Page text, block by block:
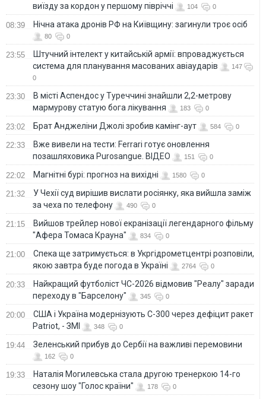
виїзду за кордон у першому півріччі
104 0
08:39 Нічна атака дронів РФ на Київщину: загинули троє осіб
80 0
23:55
Штучний інтелект у китайській армії: впроваджується
система для планування масованих авіаударів
147
0
23:30
В місті Аспендос у Туреччині знайшли 2,2-метрову
мармурову статую бога лікування
183 0
23:02 Брат Анджеліни Джолі зробив камінг-аут 584 0
22:33
Вже вивели на тести: Ferrari готує оновлення
позашляховика Purosangue. ВІДЕО
151 0
22:02 Магнітні бурі: прогноз на вихідні 1580 0
21:32
У Чехії суд вирішив вислати росіянку, яка вийшла заміж
за чеха по телефону
490 0
21:15
Вийшов трейлер нової екранізації легендарного фільму
"Афера Томаса Крауна"
834 0
21:00
Спека ще затримується: в Укргідрометцентрі розповіли,
якою завтра буде погода в Україні
2764 0
20:33
Найкращий футболіст ЧС-2026 відмовив "Реалу" заради
переходу в "Барселону"
345 0
20:00
США і Україна модернізують С-300 через дефіцит ракет
Patriot, - ЗМІ
348 0
19:44 Зеленський прибув до Сербії на важливі перемовини
162 0
19:33
Наталія Могилевська стала другою тренеркою 14-го
сезону шоу "Голос країни"
178 0